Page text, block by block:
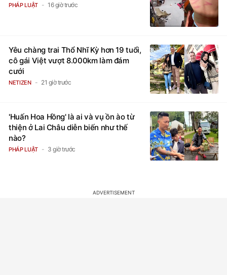
PHÁP LUẬT 16 giờ trước
Yêu chàng trai Thổ Nhĩ Kỳ hơn 19 tuổi,
cô gái Việt vượt 8.000km làm đám
cưới
NETIZEN 21 giờ trước
'Huấn Hoa Hồng' là ai và vụ ồn ào từ
thiện ở Lai Châu diễn biến như thế
nào?
PHÁP LUẬT 3 giờ trước